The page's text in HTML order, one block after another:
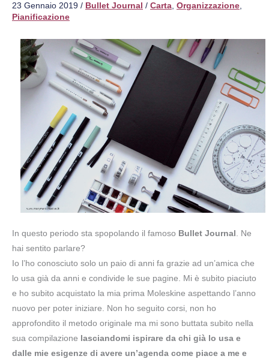
23 Gennaio 2019 / Bullet Journal / Carta Organizzazione
Pianificazione
In questo periodo sta spopolando il famoso Bullet Journal . Ne
hai sentito parlare?
Io l’ho conosciuto solo un paio di anni fa grazie ad un’amica che
lo usa già da anni e condivide le sue pagine. Mi è subito piaciuto
e ho subito acquistato la mia prima Moleskine aspettando l’anno
nuovo per poter iniziare. Non ho seguito corsi, non ho
approfondito il metodo originale ma mi sono buttata subito nella
sua compilazione lasciandomi ispirare da chi già lo usa e
dalle mie esigenze di avere un’agenda come piace a me e